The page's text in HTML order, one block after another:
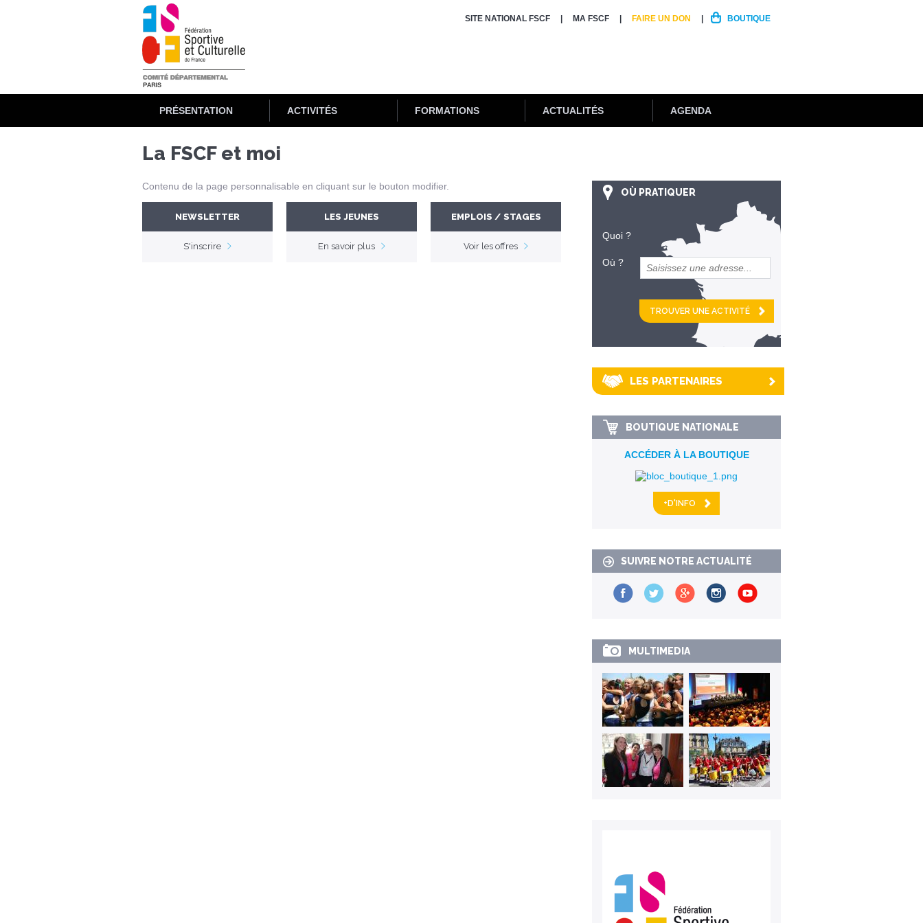
SITE NATIONAL FSCF MA FSCF FAIRE UN DON BOUTIQUE
PRÉSENTATION ACTIVITÉS FORMATIONS ACTUALITÉS AGENDA
La FSCF et moi
Contenu de la page personnalisable en cliquant sur le bouton modifier.
NEWSLETTER
S'inscrire
LES JEUNES
En savoir plus
EMPLOIS / STAGES
Voir les offres
OÙ PRATIQUER
Quoi ?
Où ?
et
km alentour
LES PARTENAIRES
BOUTIQUE NATIONALE
ACCÉDER À LA BOUTIQUE
+D'INFO
SUIVRE NOTRE ACTUALITÉ
MULTIMEDIA